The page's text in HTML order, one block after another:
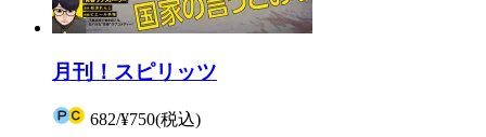
月刊！スピリッツ
682/¥750(税込)